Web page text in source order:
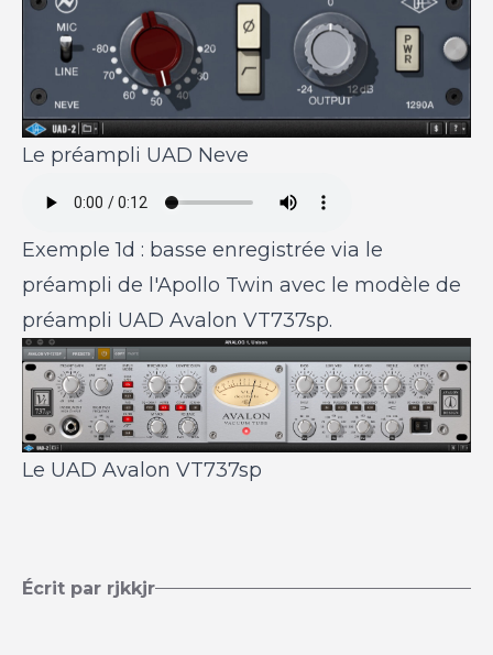
Le préampli UAD Neve
Exemple 1d : basse enregistrée via le
préampli de l'Apollo Twin avec le modèle de
préampli UAD Avalon VT737sp.
Le UAD Avalon VT737sp
Écrit par rjkkjr